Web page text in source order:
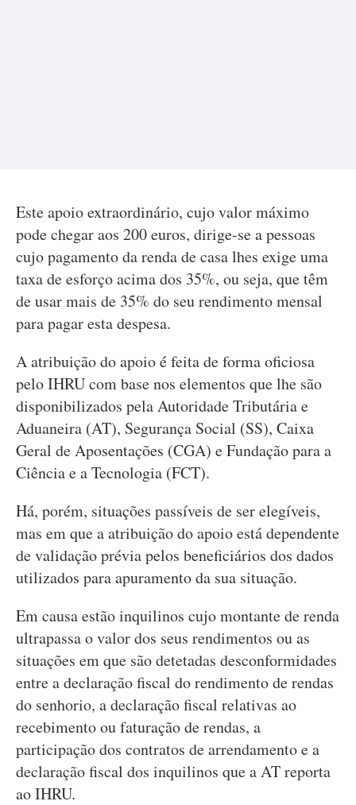
Este apoio extraordinário, cujo valor máximo
pode chegar aos 200 euros, dirige-se a pessoas
cujo pagamento da renda de casa lhes exige uma
taxa de esforço acima dos 35%, ou seja, que têm
de usar mais de 35% do seu rendimento mensal
para pagar esta despesa.
A atribuição do apoio é feita de forma oficiosa
pelo IHRU com base nos elementos que lhe são
disponibilizados pela Autoridade Tributária e
Aduaneira (AT), Segurança Social (SS), Caixa
Geral de Aposentações (CGA) e Fundação para a
Ciência e a Tecnologia (FCT).
Há, porém, situações passíveis de ser elegíveis,
mas em que a atribuição do apoio está dependente
de validação prévia pelos beneficiários dos dados
utilizados para apuramento da sua situação.
Em causa estão inquilinos cujo montante de renda
ultrapassa o valor dos seus rendimentos ou as
situações em que são detetadas desconformidades
entre a declaração fiscal do rendimento de rendas
do senhorio, a declaração fiscal relativas ao
recebimento ou faturação de rendas, a
participação dos contratos de arrendamento e a
declaração fiscal dos inquilinos que a AT reporta
ao IHRU.